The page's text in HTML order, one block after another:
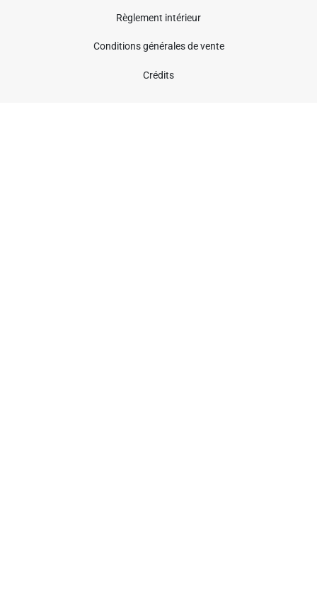
Règlement intérieur
Conditions générales de vente
Crédits